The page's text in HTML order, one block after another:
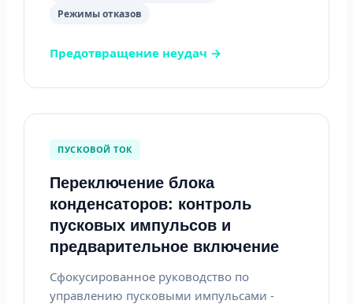
Режимы отказов
Предотвращение неудач →
ПУСКОВОЙ ТОК
Переключение блока
конденсаторов: контроль
пусковых импульсов и
предварительное включение
Сфокусированное руководство по
управлению пусковыми импульсами -